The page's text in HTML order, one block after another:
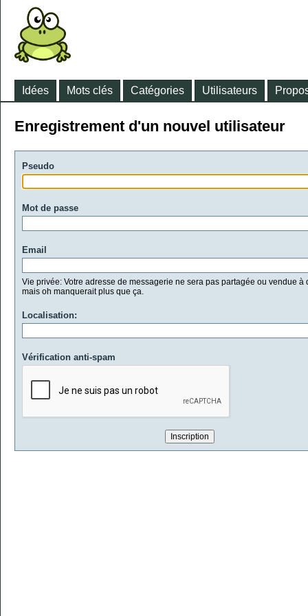
Idées Mots clés Catégories Utilisateurs
Enregistrement d'un nouvel utilisateur
Pseudo
Mot de passe
Email
Vie privée: Votre adresse de messagerie ne sera pas partagée ou vendue à
mais oh manquerait plus que ça.
Localisation:
Vérification anti-spam